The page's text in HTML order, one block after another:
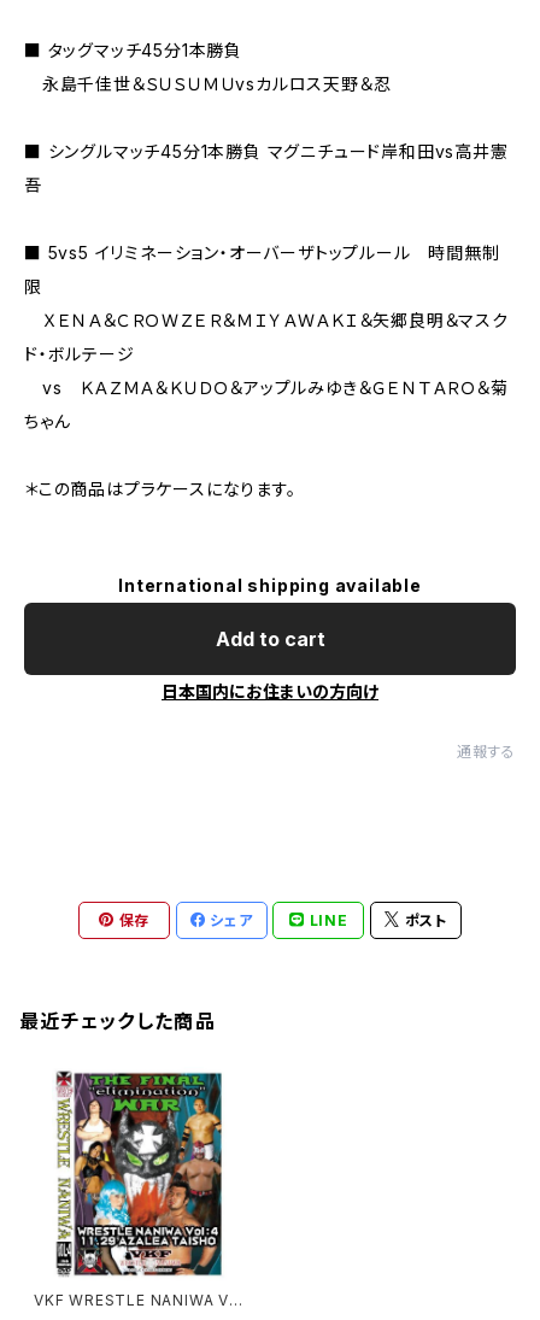
■ タッグマッチ45分1本勝負
永島千佳世＆ＳＵＳＵＭＵvsカルロス天野＆忍
■ シングルマッチ45分1本勝負 マグニチュード岸和田vs高井憲
吾
■ 5vs5 イリミネーション・オーバーザトップルール 時間無制
限
ＸＥＮＡ＆ＣＲＯＷＺＥＲ＆ＭＩＹＡＷＡＫＩ＆矢郷良明＆マスク
ド・ボルテージ
vs ＫＡＺＭＡ＆ＫＵＤＯ＆アップルみゆき＆ＧＥＮＴＡＲＯ＆菊
ちゃん
＊この商品はプラケースになります。
International shipping available
Add to cart
日本国内にお住まいの方向け
通報する
保存 シェア LINE ポスト
最近チェックした商品
VKF WRESTLE NANIWA Vol: